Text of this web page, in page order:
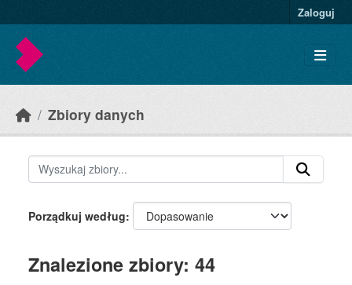
Zaloguj
Zbiory danych
Porządkuj według
Znalezione zbiory: 44